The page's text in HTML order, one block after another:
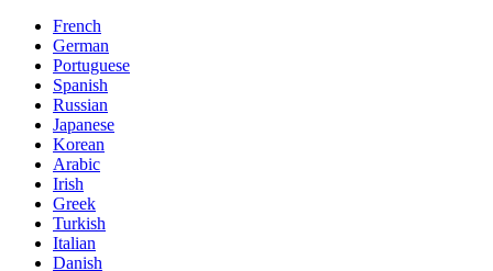
French
German
Portuguese
Spanish
Russian
Japanese
Korean
Arabic
Irish
Greek
Turkish
Italian
Danish